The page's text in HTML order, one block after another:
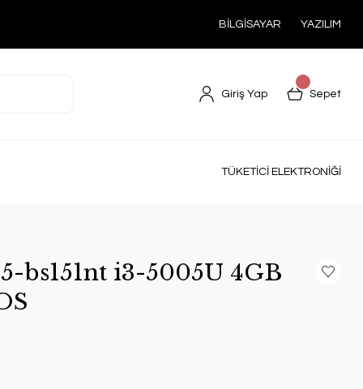
BİLGİSAYAR YAZILIM
Giriş Yap Sepet
TÜKETİCİ ELEKTRONİĞİ
bs151nt i3-5005U 4GB